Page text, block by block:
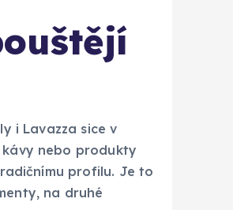
i Lavazza sice v
nebo produkty
profilu. Je to
na druhé